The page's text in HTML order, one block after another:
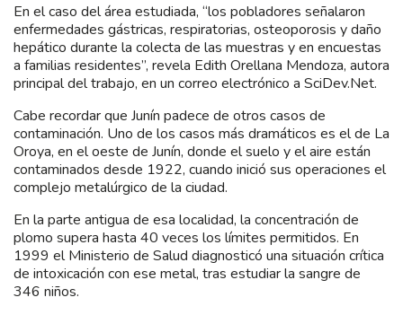
En el caso del área estudiada, “los pobladores señalaron
enfermedades gástricas, respiratorias, osteoporosis y daño
hepático durante la colecta de las muestras y en encuestas
a familias residentes”, revela Edith Orellana Mendoza, autora
principal del trabajo, en un correo electrónico a SciDev.Net.
Cabe recordar que Junín padece de otros casos de
contaminación. Uno de los casos más dramáticos es el de La
Oroya, en el oeste de Junín, donde el suelo y el aire están
contaminados desde 1922, cuando inició sus operaciones el
complejo metalúrgico de la ciudad.
En la parte antigua de esa localidad, la concentración de
plomo supera hasta 40 veces los límites permitidos. En
1999 el Ministerio de Salud diagnosticó una situación crítica
de intoxicación con ese metal, tras estudiar la sangre de
346 niños.